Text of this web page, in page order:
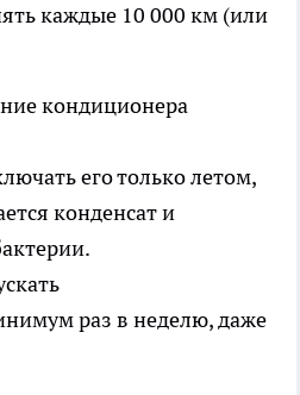
каждые 10 000 км (или
кондиционера
его только летом,
конденсат и
раз в неделю, даже